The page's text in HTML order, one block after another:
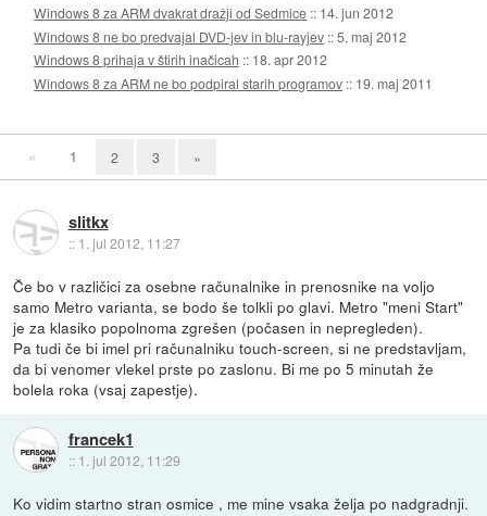
Windows 8 za ARM dvakrat dražji od Sedmice :: 14. jun 2012
Windows 8 ne bo predvajal DVD-jev in blu-rayjev ::5. maj 2012
Windows 8 prihaja v štirih inačicah :: 18. apr 2012
Windows 8 za ARM ne bo podpiral starih programov :: 19. maj 2011
« 1 2 3 »
slitkx
:: 1. jul 2012, 11:27
Če bo v različici za osebne računalnike in prenosnike na voljo
samo Metro varianta, se bodo še tolkli po glavi. Metro "meni Start"
je za klasiko popolnoma zgrešen (počasen in nepregleden).
Pa tudi če bi imel pri računalniku touch-screen, si ne predstavljam,
da bi venomer vlekel prste po zaslonu. Bi me po 5 minutah že
bolela roka (vsaj zapestje).
francek1
:: 1. jul 2012, 11:29
Ko vidim startno stran osmice , me mine vsaka želja po nadgradnji.